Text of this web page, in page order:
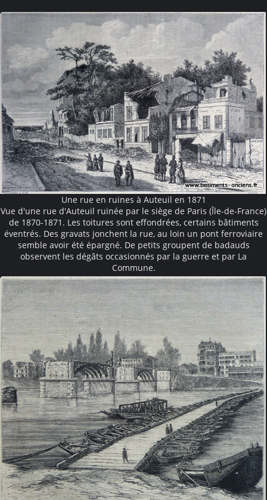
Une rue en ruines à Auteuil en 1871
Vue d'une rue d'Auteuil ruinée par le siège de Paris (Île-de-France)
de 1870-1871. Les toitures sont effondrées, certains bâtiments
éventrés. Des gravats jonchent la rue, au loin un pont ferroviaire
semble avoir été épargné. De petits groupent de badauds
observent les dégâts occasionnés par la guerre et par La
Commune.